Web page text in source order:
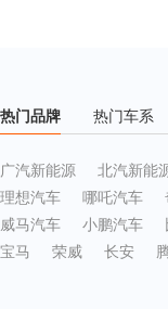
热门品牌 热门车系
广汽新能源 北汽新能
理想汽车
哪吒汽车
威马汽车
小鹏汽车
宝马
荣威 长安